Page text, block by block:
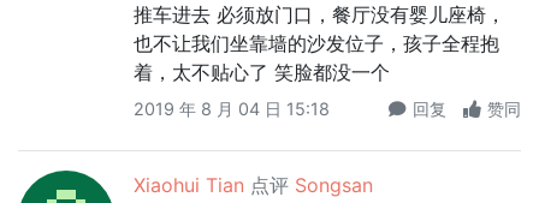
推车进去 必须放门口，餐厅没有婴儿座椅，
也不让我们坐靠墙的沙发位子，孩子全程抱
着，太不贴心了 笑脸都没一个
2019 年 8 月 04 日 15:18 回复 赞同
Xiaohui Tian 点评 Songsan